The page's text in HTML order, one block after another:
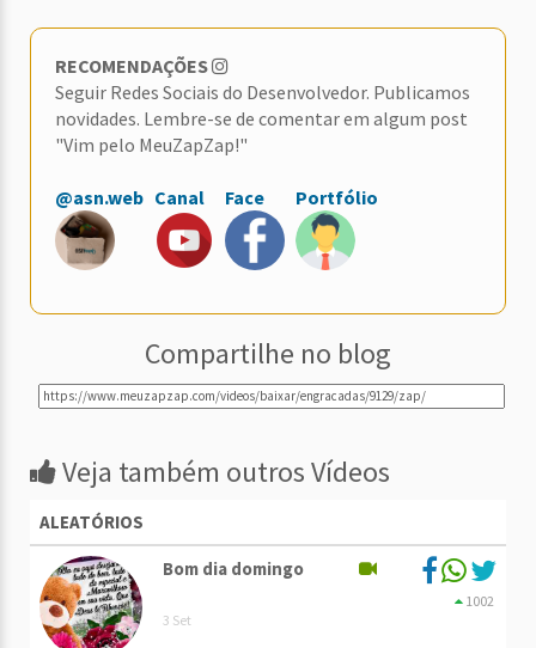
RECOMENDAÇÕES
Seguir Redes Sociais do Desenvolvedor. Publicamos
novidades. Lembre-se de comentar em algum post
"Vim pelo MeuZapZap!"
@asn.web Canal Face Portfólio
Compartilhe no blog
Veja também outros Vídeos
ALEATÓRIOS
Bom dia domingo
3 Set
1002